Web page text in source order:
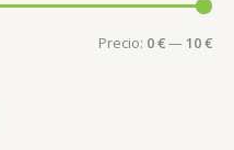
Precio: 0 €— 10 €